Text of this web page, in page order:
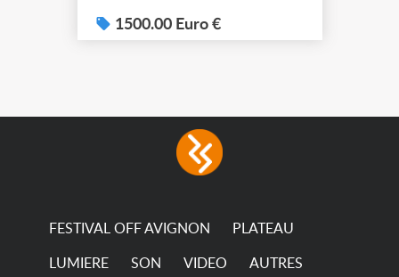
system – seven colour
LEDs providing the
consumption The
permanence of a 50,000-
1500.00 Euro €
FESTIVAL OFF AVIGNON PLATEAU
LUMIERE SON VIDEO AUTRES